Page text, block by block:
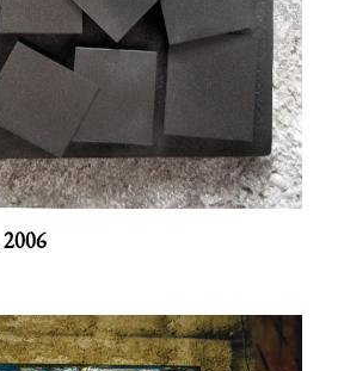
2006